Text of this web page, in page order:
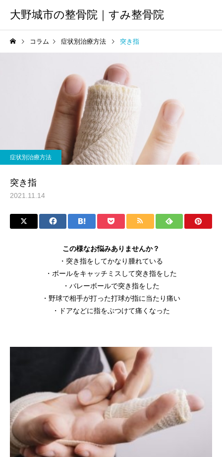
大野城市の整骨院｜すみ整骨院
コラム 症状別治療方法 突き指
症状別治療方法
突き指
2021.11.14
この様なお悩みありませんか？
・突き指をしてかなり腫れている
・ボールをキャッチミスして突き指をした
・バレーボールで突き指をした
・野球で相手が打った打球が指に当たり痛い
・ドアなどに指をぶつけて痛くなった